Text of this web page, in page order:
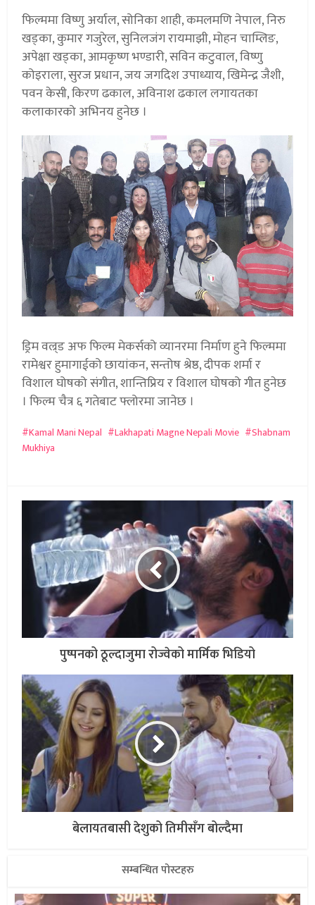
फिल्ममा विष्णु अर्याल, सोनिका शाही, कमलमणि नेपाल, निरु
खड्का, कुमार गजुरेल, सुनिलजंग रायमाझी, मोहन चाम्लिङ,
अपेक्षा खड्का, आमकृष्ण भण्डारी, सविन कटुवाल, विष्णु
कोइराला, सुरज प्रधान, जय जगदिश उपाध्याय, खिमेन्द्र जैशी,
पवन केसी, किरण ढकाल, अविनाश ढकाल लगायतका
कलाकारको अभिनय हुनेछ ।
ड्रिम वल्र्ड अफ फिल्म मेकर्सको व्यानरमा निर्माण हुने फिल्ममा
रामेश्वर हुमागाईको छायांकन, सन्तोष श्रेष्ठ, दीपक शर्मा र
विशाल घोषको संगीत, शान्तिप्रिय र विशाल घोषको गीत हुनेछ
। फिल्म चैत्र ६ गतेबाट फ्लोरमा जानेछ ।
Kamal Mani Nepal Lakhapati Magne Nepali Movie
Shabnam
Mukhiya
पुष्पनको ठूल्दाजुमा रोज्वेको मार्मिक भिडियो
बेलायतबासी देशुको तिमीसँग बोल्दैमा
सम्बन्धित पोस्टहरु